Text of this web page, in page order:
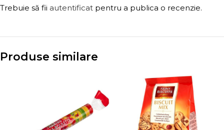
Trebuie să fii autentificat pentru a publica o recenzie.
Produse similare